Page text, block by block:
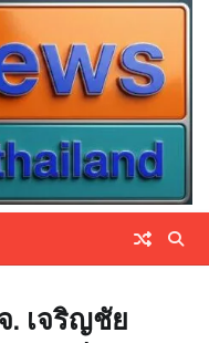
. เจริญชัย